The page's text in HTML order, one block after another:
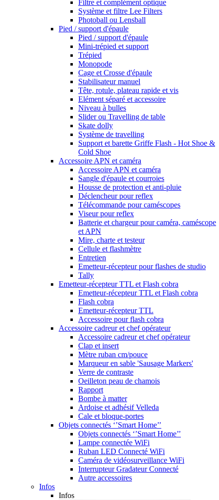
Filtre et complément optique
Système et filtre Lee Filters
Photoball ou Lensball
Pied / support d'épaule
Pied / support d'épaule
Mini-trépied et support
Trépied
Monopode
Cage et Crosse d'épaule
Stabilisateur manuel
Tête, rotule, plateau rapide et vis
Elément séparé et accessoire
Niveau à bulles
Slider ou Travelling de table
Skate dolly
Système de travelling
Support et barette Griffe Flash - Hot Shoe &
Cold Shoe
Accessoire APN et caméra
Accessoire APN et caméra
Sangle d'épaule et courroies
Housse de protection et anti-pluie
Déclencheur pour reflex
Télécommande pour caméscopes
Viseur pour reflex
Batterie et chargeur pour caméra, caméscope
et APN
Mire, charte et testeur
Cellule et flashmètre
Entretien
Emetteur-récepteur pour flashes de studio
Tally
Emetteur-récepteur TTL et Flash cobra
Emetteur-récepteur TTL et Flash cobra
Flash cobra
Emetteur-récepteur TTL
Accessoire pour flash cobra
Accessoire cadreur et chef opérateur
Accessoire cadreur et chef opérateur
Clap et insert
Mètre ruban cm/pouce
Marqueur en sable 'Sausage Markers'
Verre de contraste
Oeilleton peau de chamois
Rapport
Bombe à matter
Ardoise et adhésif Velleda
Cale et bloque-portes
Objets connectés ‘’Smart Home’’
Objets connectés ‘’Smart Home’’
Lampe connectée WiFi
Ruban LED Connecté WiFi
Caméra de vidéosurveillance WiFi
Interrupteur Gradateur Connecté
Autre accessoires
Infos
Infos